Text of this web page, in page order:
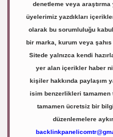
denetleme veya
üyelerimiz yazdıkları
olarak bu sorumluluğu
bir marka, kurum veya
Sitede yalnızca kendi
yer alan içerikler haber
kişiler hakkında paylaşım
isim benzerlikleri tamamen
tamamen ücretsiz bir
düzenlemelere